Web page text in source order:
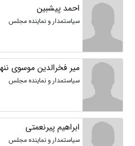
احمد پیشبین
سیاستمدار و نماینده مجلس
میر فخرالدین موسوی
سیاستمدار و نماینده مجلس
ابراهیم پیرنعمتی
سیاستمدار و نماینده مجلس